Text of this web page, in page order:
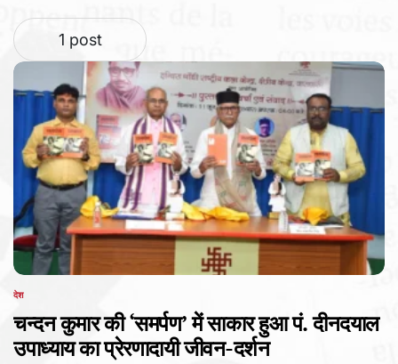
1 post
POSTED
देश
चन्दन कुमार की ‘समर्पण’ में साकार हुआ पं. दीनदयाल
उपाध्याय का प्रेरणादायी जीवन-दर्शन